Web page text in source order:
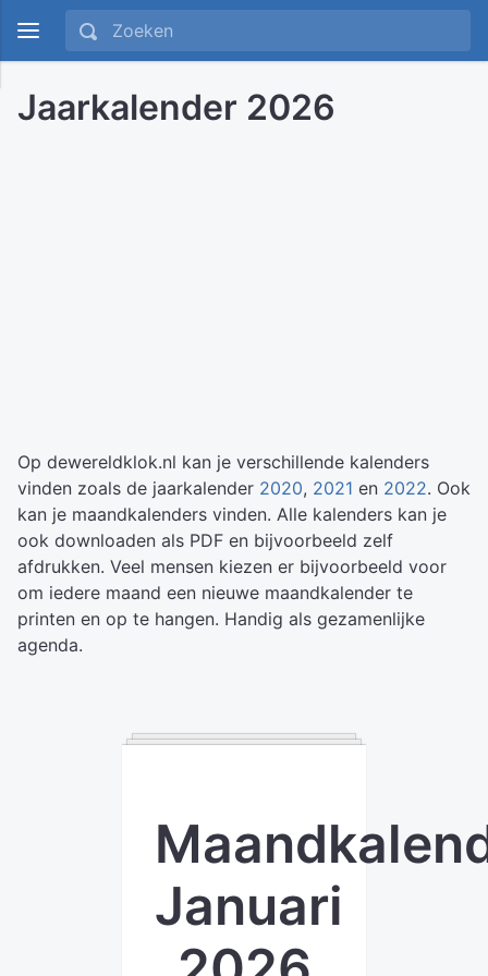
Jaarkalender 2026
Op dewereldklok.nl kan je verschillende kalenders
vinden zoals de jaarkalender 2020, 2021 en 2022. Ook
kan je maandkalenders vinden. Alle kalenders kan je
ook downloaden als PDF en bijvoorbeeld zelf
afdrukken. Veel mensen kiezen er bijvoorbeeld voor
om iedere maand een nieuwe maandkalender te
printen en op te hangen. Handig als gezamenlijke
agenda.
Januari